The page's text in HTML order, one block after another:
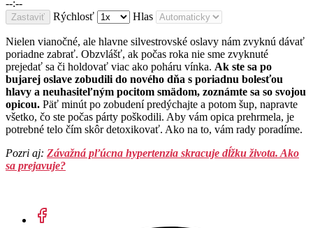
--:--
Zastaviť Rýchlosť Hlas
Nielen vianočné, ale hlavne silvestrovské oslavy nám zvyknú dávať
poriadne zabrať. Obzvlášť, ak počas roka nie sme zvyknuté
prejedať sa či holdovať viac ako poháru vínka. Ak ste sa po
bujarej oslave zobudili do nového dňa s poriadnu bolesťou
hlavy a neuhasiteľným pocitom smädom, zoznámte sa so svojou
opicou. Päť minút po zobudení predýchajte a potom šup, napravte
všetko, čo ste počas párty poškodili. Aby vám opica prehrmela, je
potrebné telo čím skôr detoxikovať. Ako na to, vám rady poradíme.
Pozri aj: Závažná pľúcna hypertenzia skracuje dĺžku života. Ako
sa prejavuje?